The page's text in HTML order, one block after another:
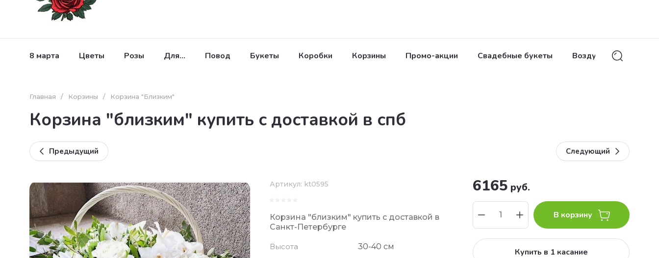
8 марта Цветы Розы Для... Повод Букеты Коробки Корзины Промо-акции Свадебные букеты Воздушные шары
Главная / Корзины / Корзина "Близким"
Корзина "близким" купить с доставкой в спб
Предыдущий Следующий
Артикул: kt0595
Корзина "близким" купить с доставкой в
Санкт-Петербурге
Высота 30-40 см
6165 руб.
В корзину
Купить в 1 касание